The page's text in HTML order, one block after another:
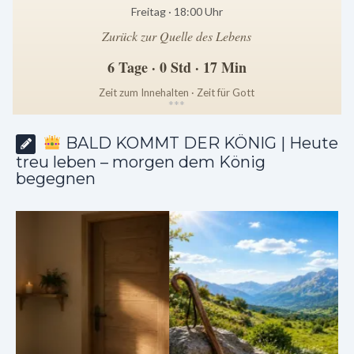
Freitag · 18:00 Uhr
Zurück zur Quelle des Lebens
6 Tage · 0 Std · 17 Min
Zeit zum Innehalten · Zeit für Gott
***
BALD KOMMT DER KÖNIG | Heute
treu leben – morgen dem König
begegnen